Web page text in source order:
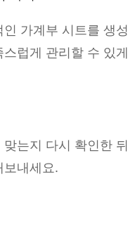
가계부 시트를 생성
럽게 관리할 수 있게
는지 다시 확인한 뒤
보내세요.